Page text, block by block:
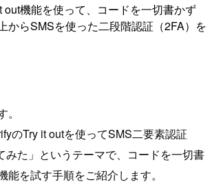
out機能を使って、コードを一切書かず
からSMSを使った二段階認証（2FA）を
のTry it outを使ってSMS二要素認証
みた」というテーマで、コードを一切書
能を試す手順をご紹介します。